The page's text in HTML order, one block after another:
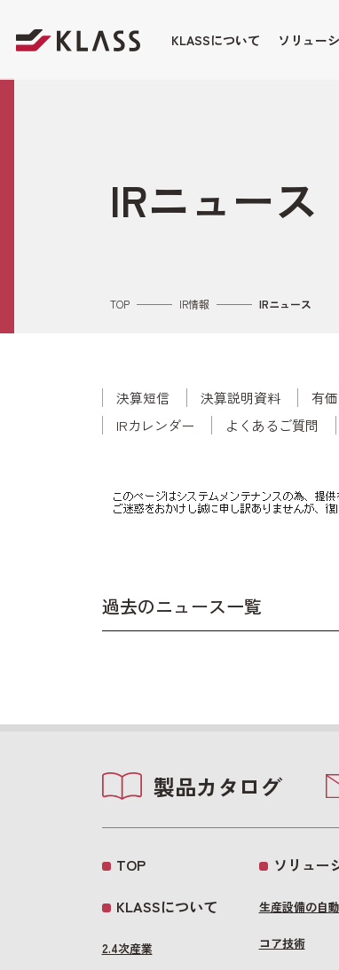
KLASSについて ソリュー
IRニュース
TOP IR情報 IRニュース
決算短信 決算説明資料 有
IRカレンダー
よくあるご質問
過去のニュース一覧
製品カタログ
TOP
KLASSについて
2.4次産業
ソリュー
生産設備の自
コア技術